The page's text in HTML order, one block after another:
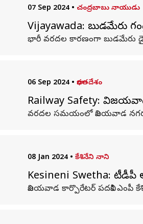
07 Sep 2024 • చంద్రబాబు నాయుడు
Vijayawada: బుడమేరు
భారీ వరదల కారణంగా బుడమేరు
06 Sep 2024 • భారతదేశం
Railway Safety:
వరదల సమయంలో విజయవాడ
08 Jan 2024 • కేశినేని నాని
Kesineni Swetha: టీడీపీ
విజయవాడ కార్పొరేటర్ పదవికి ఎంపీ